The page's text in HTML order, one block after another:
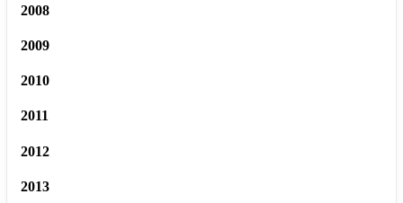
2008
2009
2010
2011
2012
2013